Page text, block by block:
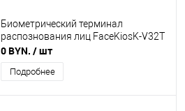
Биометрический терминал
распознования лиц FaceKiosK-V32T
0 BYN. / шт
Подробнее